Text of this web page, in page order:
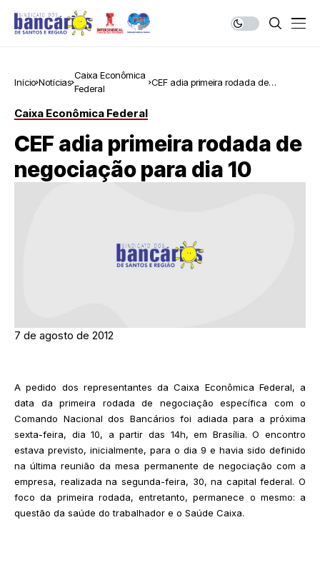
Início Notícias
Caixa Econômica
Federal
CEF adia primeira rodada de
Caixa Econômica Federal
CEF adia primeira rodada de
negociação para dia 10
7 de agosto de 2012
A pedido dos representantes da Caixa Econômica Federal, a
data da primeira rodada de negociação específica com o
Comando Nacional dos Bancários foi adiada para a próxima
sexta-feira, dia 10, a partir das 14h, em Brasília. O encontro
estava previsto, inicialmente, para o dia 9 e havia sido definido
na última reunião da mesa permanente de negociação com a
empresa, realizada na segunda-feira, 30, na capital federal. O
foco da primeira rodada, entretanto, permanece o mesmo: a
questão da saúde do trabalhador e o Saúde Caixa.